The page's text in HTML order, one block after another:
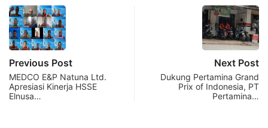
Previous Post
MEDCO E&P Natuna Ltd.
Apresiasi Kinerja HSSE
Elnusa…
Next Post
Dukung Pertamina Grand
Prix of Indonesia, PT
Pertamina…